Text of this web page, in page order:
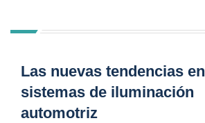
Las nuevas tendencias en
sistemas de iluminación
automotriz